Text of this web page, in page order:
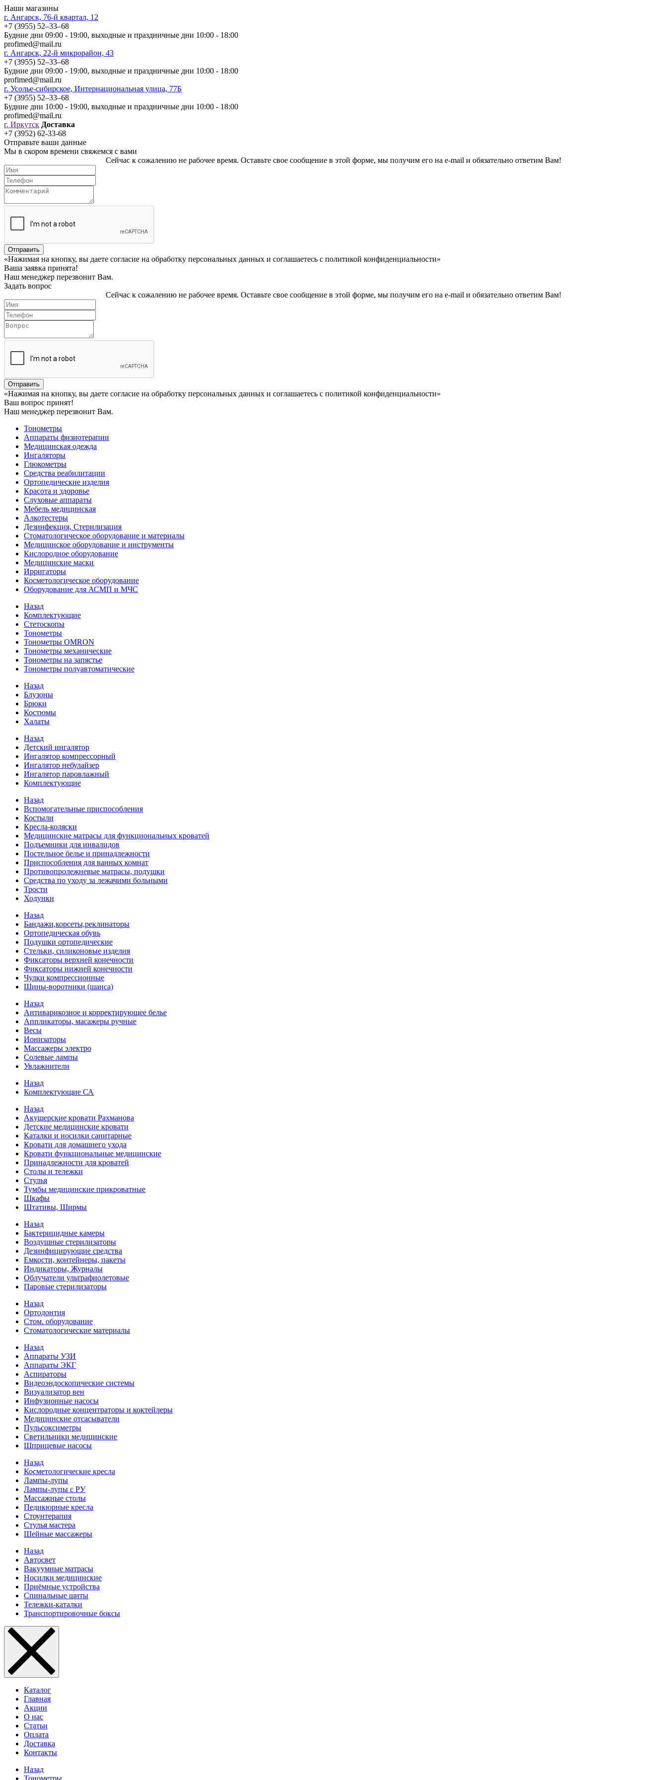
Наши магазины
г. Ангарск, 76-й квартал, 12
+7 (3955) 52‒33‒68
Будние дни 09:00 - 19:00, выходные и праздничные дни 10:00 - 18:00
profimed@mail.ru
г. Ангарск, 22-й микрорайон, 43
+7 (3955) 52‒33‒68
Будние дни 09:00 - 19:00, выходные и праздничные дни 10:00 - 18:00
profimed@mail.ru
г. Усолье-сибирское, Интернациональная улица, 77Б
+7 (3955) 52‒33‒68
Будние дни 10:00 - 19:00, выходные и праздничные дни 10:00 - 18:00
profimed@mail.ru
г. Иркутск Доставка
+7 (3952) 62-33-68
Отправьте ваши данные
Мы в скором времени свяжемся с вами
Сейчас к сожалению не рабочее время. Оставьте свое сообщение в этой форме, мы получим его на e-mail и обязательно ответим Вам!
Отправить
«Нажимая на кнопку, вы даете согласие на обработку персональных данных и соглашаетесь c политикой конфиденциальности»
Ваша заявка принята!
Наш менеджер перезвонит Вам.
Задать вопрос
Сейчас к сожалению не рабочее время. Оставьте свое сообщение в этой форме, мы получим его на e-mail и обязательно ответим Вам!
Отправить
«Нажимая на кнопку, вы даете согласие на обработку персональных данных и соглашаетесь c политикой конфиденциальности»
Ваш вопрос принят!
Наш менеджер перезвонит Вам.
Тонометры
Аппараты физиотерапии
Медицинская одежда
Ингаляторы
Глюкометры
Средства реабилитации
Ортопедические изделия
Красота и здоровье
Слуховые аппараты
Мебель медицинская
Алкотестеры
Дезинфекция, Стерилизация
Стоматологическое оборудование и материалы
Медицинское оборудование и инструменты
Кислородное оборудование
Медицинские маски
Ирригаторы
Косметологическое оборудование
Оборудование для АСМП и МЧС
Назад
Комплектующие
Стетоскопы
Тонометры
Тонометры OMRON
Тонометры механические
Тонометры на запястье
Тонометры полуавтоматические
Назад
Блузоны
Брюки
Костюмы
Халаты
Назад
Детский ингалятор
Ингалятор компрессорный
Ингалятор небулайзер
Ингалятор паровлажный
Комплектующие
Назад
Вспомогательные приспособления
Костыли
Кресла-коляски
Медицинские матрасы для функциональных кроватей
Подъемники для инвалидов
Постельное белье и принадлежности
Приспособления для ванных комнат
Противопролежневые матрасы, подушки
Средства по уходу за лежачими больными
Трости
Ходунки
Назад
Бандажи,корсеты,реклинаторы
Ортопедическая обувь
Подушки ортопедические
Стельки, силиконовые изделия
Фиксаторы верхней конечности
Фиксаторы нижней конечности
Чулки компрессионные
Шины-воротники (шанса)
Назад
Антиварикозное и корректирующее белье
Аппликаторы, масажеры ручные
Весы
Ионизаторы
Массажеры электро
Солевые лампы
Увлажнители
Назад
Комплектующие СА
Назад
Акушерские кровати Рахманова
Детские медицинские кровати
Каталки и носилки санитарные
Кровати для домашнего ухода
Кровати функциональные медицинские
Принадлежности для кроватей
Столы и тележки
Стулья
Тумбы медицинские прикроватные
Шкафы
Штативы, Ширмы
Назад
Бактерицидные камеры
Воздушные стерилизаторы
Дезинфицирующие средства
Емкости, контейнеры, пакеты
Индикаторы, Журналы
Облучатели ультрафиолетовые
Паровые стерилизаторы
Назад
Ортодонтия
Стом. оборудование
Стоматологические материалы
Назад
Аппараты УЗИ
Аппараты ЭКГ
Аспираторы
Видеоэндоскопические системы
Визуализатор вен
Инфузионные насосы
Кислородные концентраторы и коктейлеры
Медицинские отсасыватели
Пульсоксиметры
Светильники медицинские
Шприцевые насосы
Назад
Косметологические кресла
Лампы-лупы
Лампы-лупы с РУ
Массажные столы
Педикюрные кресла
Стоунтерапия
Стулья мастера
Шейные массажеры
Назад
Автосвет
Вакуумные матрасы
Носилки медицинские
Приёмные устройства
Спинальные щиты
Тележки-каталки
Транспортировочные боксы
Каталог
Главная
Акции
О нас
Статьи
Оплата
Доставка
Контакты
Назад
Тонометры